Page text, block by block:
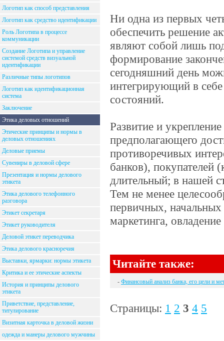
Логотип как способ представления
Логотип как средство идентификации
Роль Логотипа в процессе
коммуникации
Создание Логотипа и управление
системой средств визуальной
идентификации
Различные типы логотипов
Логотип как идентификационная
система
Заключение
Этика деловых отношений
Этические принципы и нормы в
деловых отношениях
Деловые приемы
Сувениры в деловой сфере
Презентация и нормы делового
этикета
Этика делового телефонного
разговора
Этикет секретаря
Этикет руководителя
Деловой этикет переводчика
Этика делового красноречия
Выставки, ярмарки: нормы этикета
Критика и ее этические аспекты
История и принципы делового
этикета
Приветствие, представление,
титулирование
Визитная карточка в деловой жизни
одежда и манеры делового мужчины
Ни одна из первых
обеспечить решение
являют собой лишь
формирование
сегодняшний день
интегрирующий в
состояний.
Развитие и
предполагающего
противоречивых
банков),
длительный; в нашей
Тем не менее
первичных, начальных
маркетинга,
Читайте также:
- Финансовый анализ банка, его цели и
Страницы: 1 2 3 4 5